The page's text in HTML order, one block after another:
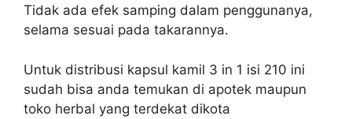
Tidak ada efek samping dalam penggunanya,
selama sesuai pada takarannya.
Untuk distribusi kapsul kamil 3 in 1 isi 210 ini
sudah bisa anda temukan di apotek maupun
toko herbal yang terdekat dikota